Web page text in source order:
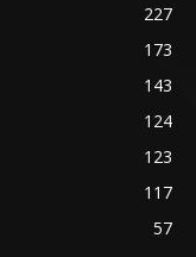
227
173
143
124
123
117
57